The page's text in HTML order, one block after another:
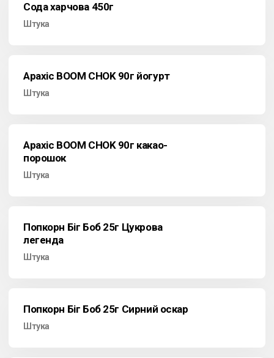
Сода харчова 450г
Штука
Арахіс BOOM CHOK 90г йогурт
Штука
Арахіс BOOM CHOK 90г какао-
порошок
Штука
Попкорн Біг Боб 25г Цукрова
легенда
Штука
Попкорн Біг Боб 25г Сирний оскар
Штука